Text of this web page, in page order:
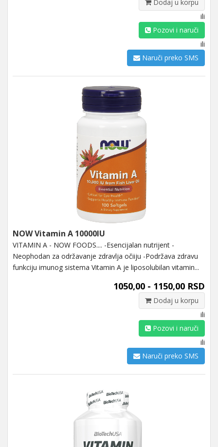
Dodaj u korpu
ili
Pozovi i naruči
ili
Naruči preko SMS
NOW Vitamin A 10000IU
VITAMIN A - NOW FOODS.... -Esencijalan nutrijent -
Neophodan za održavanje zdravlja očiiju -Podržava zdravu
funkciju imunog sistema Vitamin A je liposolubilan vitamin...
1050,00 - 1150,00 RSD
Dodaj u korpu
ili
Pozovi i naruči
ili
Naruči preko SMS